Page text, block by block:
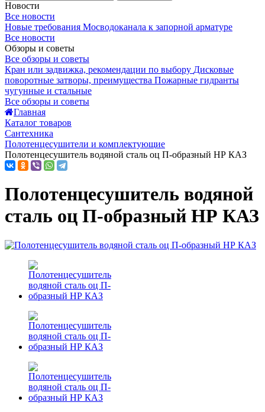
Новости
Все новости
Новые требования Мосводоканала к запорной арматуре
Все новости
Обзоры и советы
Все обзоры и советы
Кран или задвижка, рекомендации по выбору Дисковые
поворотные затворы, преимущества Пожарные гидранты
чугунные и стальные
Все обзоры и советы
Главная
Каталог товаров
Сантехника
Полотенцесушители и комплектующие
Полотенцесушитель водяной сталь оц П-образный НР КАЗ
Полотенцесушитель водяной
сталь оц П-образный НР КАЗ